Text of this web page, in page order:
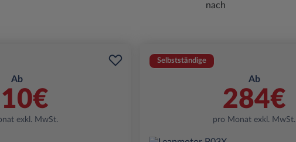
nach
Ab
exkl. MwSt.
Selbstständige
Ab
284€
pro Monat exkl. MwSt.